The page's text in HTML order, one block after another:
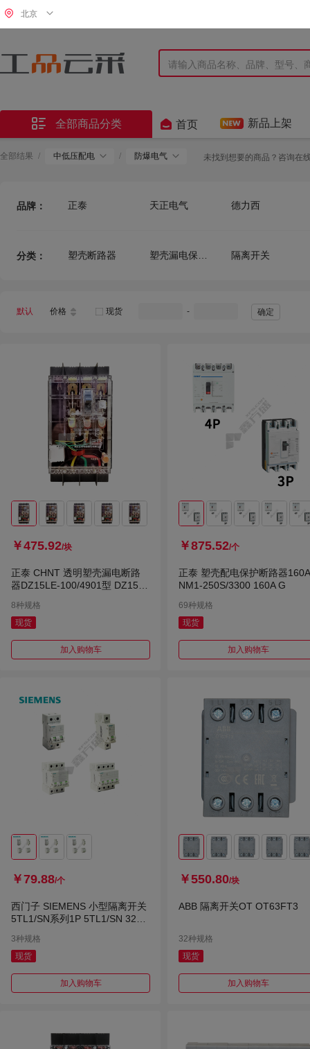
北京
 全部商品分类  首页 新品上架
全部结果 / 中低压配电 / 防爆电气 未找到想要的商品？咨询在
品牌： 正泰 天正电气
德力西
虹润
分类： 塑壳断路器 隔离开关
默认 价格 现货 - 确定
￥475.92/块
正泰 CHNT 透明塑壳漏电断路
器DZ15LE-100/4901型 DZ15L
8种规格
现货
加入购物车
￥875.52/个
正泰 塑壳配电保护断路器160A
NM1-250S/3300 160A G
69种规格
现货
加入购物车
￥79.88/个
西门子 SIEMENS 小型隔离开关
5TL1/SN系列1P 5TL1/SN 32A
3种规格
现货
加入购物车
￥550.80/块
ABB 隔离开关OT OT63FT3
32种规格
现货
加入购物车